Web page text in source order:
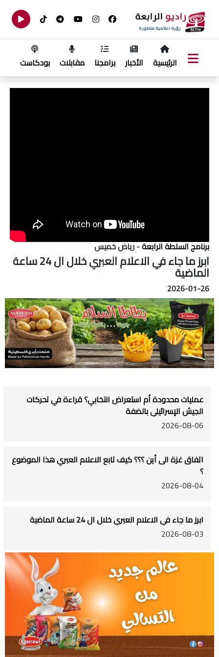
الرئيسية الأخبار برامجنا مقابلات بودكاست
برنامج السلطة الرابعة- رياض خميس
ابرز ما جاء في الاعلام العبري خلال ال 24 ساعة
الماضية
2026-01-26
عمليات محدودة أم استعراض انتخابي؟ قراءة في تحركات
الجيش الإسرائيلي بالضفة
2026-08-06
اتفاق غزة الى أين ؟؟؟ كيف تابع الاعلام العبري هذا الموضوع
؟
2026-08-04
ابرز ما جاء في الاعلام العبري خلال ال 24 ساعة الماضية
2026-08-03